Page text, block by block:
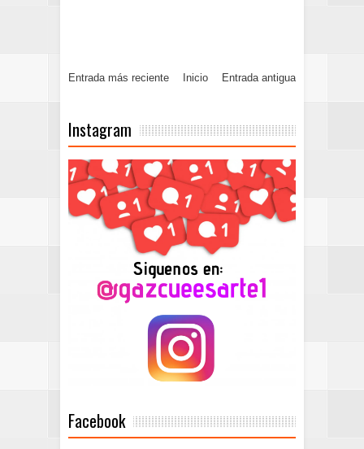
Entrada más reciente Entrada antigua
Inicio
Instagram
Facebook